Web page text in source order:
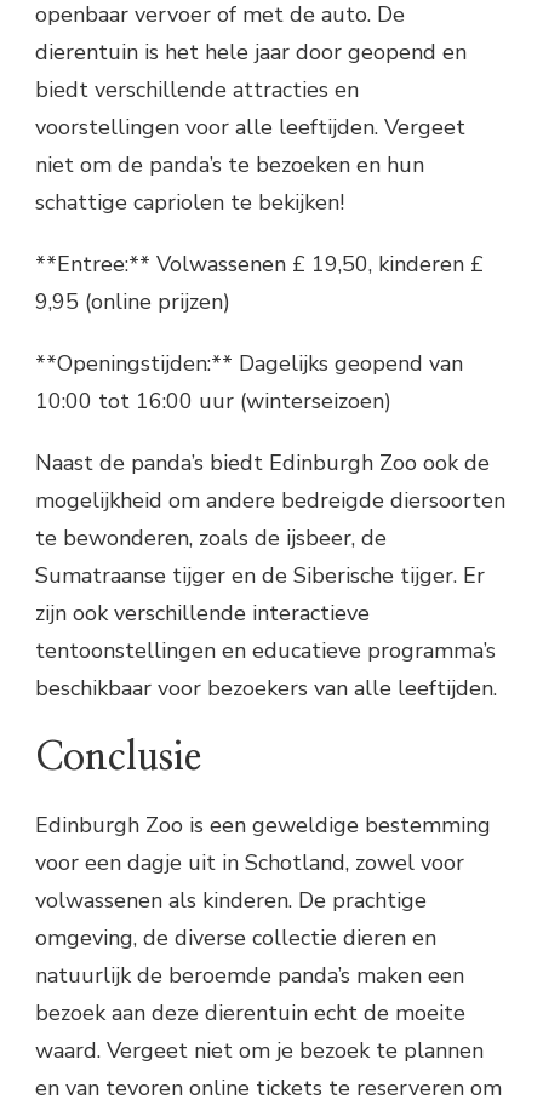
openbaar vervoer of met de auto. De
dierentuin is het hele jaar door geopend en
biedt verschillende attracties en
voorstellingen voor alle leeftijden. Vergeet
niet om de panda’s te bezoeken en hun
schattige capriolen te bekijken!
**Entree:** Volwassenen £ 19,50, kinderen £
9,95 (online prijzen)
**Openingstijden:** Dagelijks geopend van
10:00 tot 16:00 uur (winterseizoen)
Naast de panda’s biedt Edinburgh Zoo ook de
mogelijkheid om andere bedreigde diersoorten
te bewonderen, zoals de ijsbeer, de
Sumatraanse tijger en de Siberische tijger. Er
zijn ook verschillende interactieve
tentoonstellingen en educatieve programma’s
beschikbaar voor bezoekers van alle leeftijden.
Conclusie
Edinburgh Zoo is een geweldige bestemming
voor een dagje uit in Schotland, zowel voor
volwassenen als kinderen. De prachtige
omgeving, de diverse collectie dieren en
natuurlijk de beroemde panda’s maken een
bezoek aan deze dierentuin echt de moeite
waard. Vergeet niet om je bezoek te plannen
en van tevoren online tickets te reserveren om